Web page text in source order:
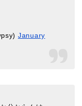
January